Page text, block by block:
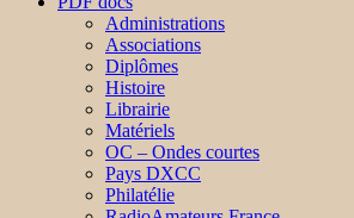
Administrations
Associations
Diplômes
Histoire
Librairie
Matériels
OC – Ondes courtes
Pays DXCC
Philatélie